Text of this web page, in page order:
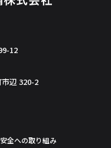
12
辺 320-2
安全への取り組み